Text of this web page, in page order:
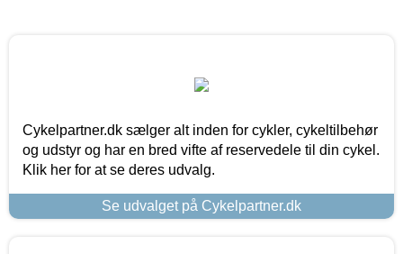
Cykelpartner.dk sælger alt inden for cykler, cykeltilbehør
og udstyr og har en bred vifte af reservedele til din cykel.
Klik her for at se deres udvalg.
Se udvalget på Cykelpartner.dk